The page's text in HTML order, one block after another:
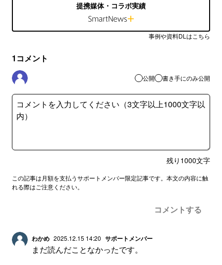
提携媒体・コラボ実績
事例や資料DLはこちら
1 コメント
公開 書き手にのみ公開
残り 1000文字
この記事は月額を支払うサポートメンバー限定記事です。本文の内容に触
れる際はご注意ください。
コメントする
わかめ 2025.12.15 14:20 サポートメンバー
まだ読んだことなかったです。